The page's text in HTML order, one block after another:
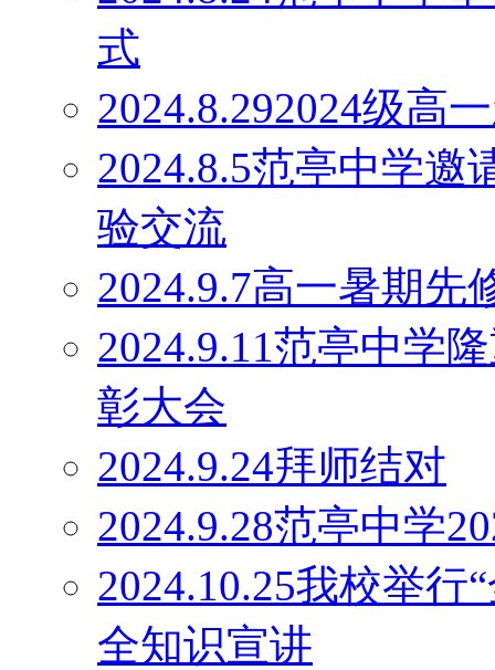
式
2024.8.292024级高
2024.8.5范亭中学邀
验交流
2024.9.7高一暑期先
2024.9.11范亭中学
彰大会
2024.9.24拜师结对
2024.9.28范亭中学
2024.10.25我校举行
全知识宣讲